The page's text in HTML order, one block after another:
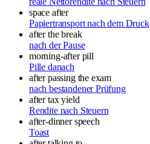
space after
Papiertransport nach dem Druck
after the break
nach der Pause
morning-after pill
Pille danach
after passing the exam
nach bestandener Prüfung
after tax yield
Rendite nach Steuern
after-dinner speech
Toast